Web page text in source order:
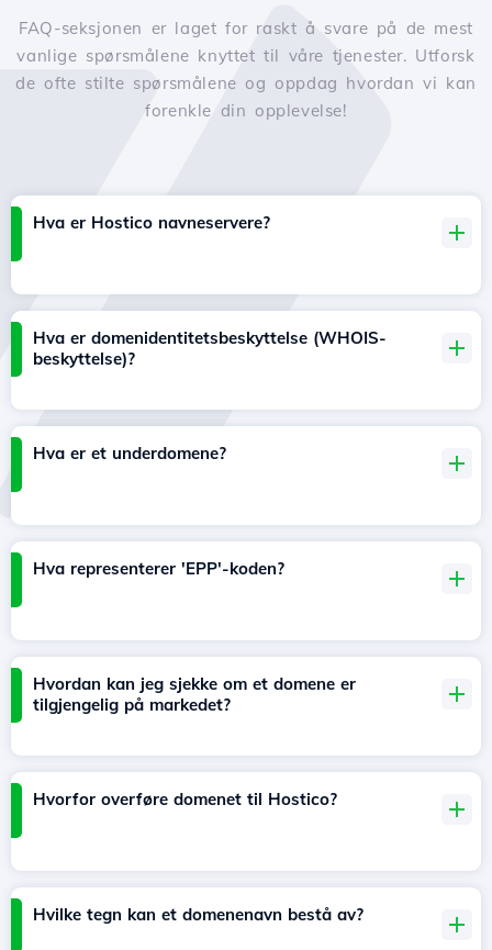
FAQ-seksjonen er laget for raskt å svare på de mest
vanlige spørsmålene knyttet til våre tjenester. Utforsk
de ofte stilte spørsmålene og oppdag hvordan vi kan
forenkle din opplevelse!
Hva er Hostico navneservere?
Hva er domenidentitetsbeskyttelse (WHOIS-
beskyttelse)?
Hva er et underdomene?
Hva representerer 'EPP'-koden?
Hvordan kan jeg sjekke om et domene er
tilgjengelig på markedet?
Hvorfor overføre domenet til Hostico?
Hvilke tegn kan et domenenavn bestå av?